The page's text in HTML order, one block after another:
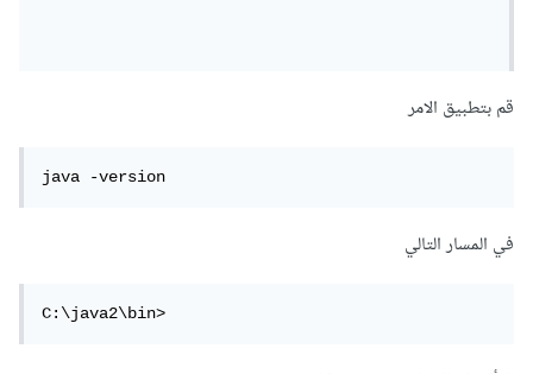
قم بتطبيق الامر
java -version
في المسار التالي
C:\java2\bin>